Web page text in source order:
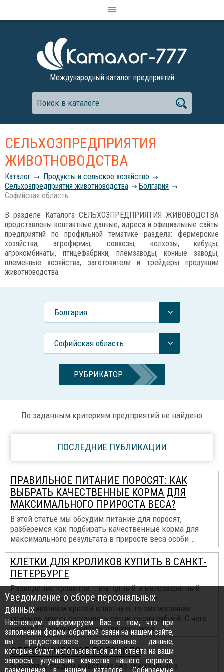
Международный каталог предприятий
СЕЛЬХОЗПРЕДПРИЯТИЯ
ЖИВОТНОВОДСТВА
Каталог
Продукты и сельское хозяйство
Сельхозпредприятия животноводства
Болгария
Софийская область
В разделе Каталога СЕЛЬХОЗПРЕДПРИЯТИЯ ЖИВОВОДСТВА
представлены контактные данные, адреса и официальные сайты
предприятий по профильной тематике раздела: фермерские
хозяйства, агрофирмы, совхозы, колхозы, кибуцы,
агрокомбинаты, птицефабрики, племзаводы, конные заводы,
племенные хозяйства, заготовители и трейдеры продукции
животноводства.
Болгария
Софийская область
РУБРИКАТОР
По заданным критериям предприятий не найдено
ПОСЛЕДНИЕ ПУБЛИКАЦИИ
ПРАВИЛЬНОЕ ПИТАНИЕ ПОРОСЯТ: КАК
ВЫБРАТЬ КАЧЕСТВЕННЫЕ КОРМА ДЛЯ
МАКСИМАЛЬНОГО ПРИРОСТА ВЕСА?
В этой статье мы обсудим питание для поросят,
разберемся как подбирать качественные корма для
максимального результата в приросте веса особи...
КЛЕТКИ ДЛЯ КРОЛИКОВ КУПИТЬ В САНКТ-
ПЕТЕРБУРГЕ
Разведение кроликов – выгодный и малозатратный
бизнес. Если заниматься разведением и
выращиванием кролей вплотную, то ежемесячная
прибыль может составлять сотни тысяч рублей. С чего
начать? С покупки клеток для кроликов...
ЭЛЕКТРИЧЕСКОЕ ПОГОНЯЛО
Управлять стадом животных без специальных
Уведомление о сборе персональных
данных
Настоящим информируем Вас о том, что при
заполнении формы обратной связи на нашем сайте,
вы предоставляете персональные данные,
которые будут использоваться для: ответа на ваши
запросы, улучшения качества нашего сервиса,